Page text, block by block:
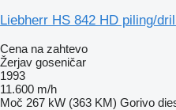
Liebherr HS 842 HD piling/
Cena na zahtevo
Žerjav goseničar
1993
11.600 m/h
Moč 267 kW (363 KM) Gorivo